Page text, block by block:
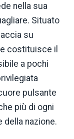
nella sua
Situato
su
costituisce il
a pochi
pulsante
più di ogni
della nazione.